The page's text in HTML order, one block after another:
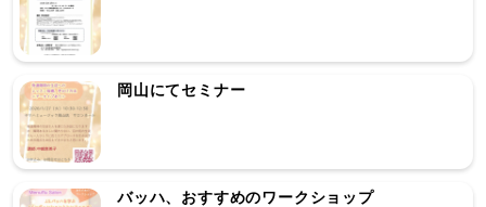
岡山にてセミナー
バッハ、おすすめのワークショップ